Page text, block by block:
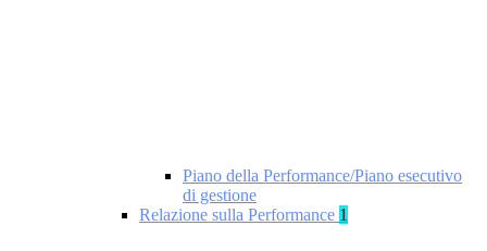
Piano della Performance/Piano esecutivo
di gestione
Relazione sulla Performance 1